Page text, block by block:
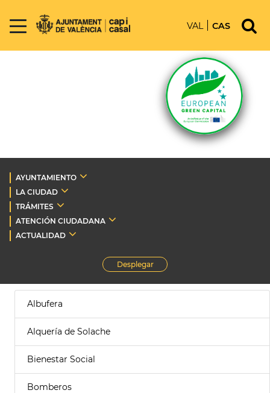
VAL CAS
AYUNTAMIENTO
LA CIUDAD
TRÁMITES
ATENCIÓN CIUDADANA
ACTUALIDAD
Desplegar
Albufera
Alquería de Solache
Bienestar Social
Bomberos